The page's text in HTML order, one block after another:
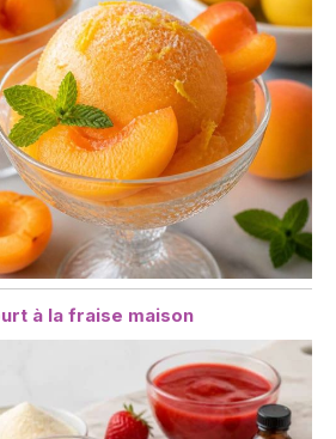
à la fraise maison